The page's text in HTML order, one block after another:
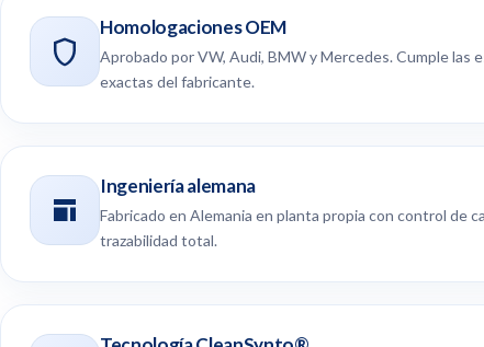
Homologaciones OEM
Aprobado por VW, Audi, BMW y Mercedes. Cumple las
exactas del fabricante.
Ingeniería alemana
Fabricado en Alemania en planta propia con control de
trazabilidad total.